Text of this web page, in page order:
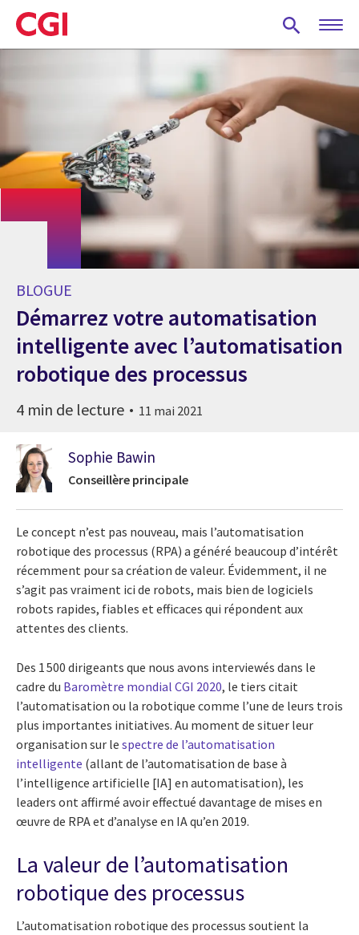
Skip
to
main
BLOGUE
Démarrez votre automatisation
intelligente avec l’automatisation
robotique des processus
4 min de lecture 11 mai 2021
Sophie Bawin
Conseillère principale
Le concept n’est pas nouveau, mais l’automatisation
robotique des processus (RPA) a généré beaucoup d’intérêt
récemment pour sa création de valeur. Évidemment, il ne
s’agit pas vraiment ici de robots, mais bien de logiciels
robots rapides, fiables et efficaces qui répondent aux
attentes des clients.
Des 1 500 dirigeants que nous avons interviewés dans le
cadre du Baromètre mondial CGI 2020, le tiers citait
l’automatisation ou la robotique comme l’une de leurs trois
plus importantes initiatives. Au moment de situer leur
organisation sur le spectre de l’automatisation
intelligente (allant de l’automatisation de base à
l’intelligence artificielle [IA] en automatisation), les
leaders ont affirmé avoir effectué davantage de mises en
œuvre de RPA et d’analyse en IA qu’en 2019.
La valeur de l’automatisation
robotique des processus
L’automatisation robotique des processus soutient la